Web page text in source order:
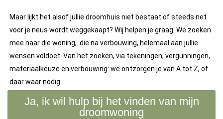
Maar lijkt het alsof jullie droomhuis niet bestaat of steeds net
voor je neus wordt weggekaapt? Wij helpen je graag. We zoeken
mee naar die woning, die na verbouwing, helemaal aan jullie
wensen voldoet. Van het zoeken, via tekeningen, vergunningen,
materiaalkeuze en verbouwing: we ontzorgen je van A tot Z, of
daar waar nodig.
Ja, ik wil hulp bij het vinden van mijn
droomwoning